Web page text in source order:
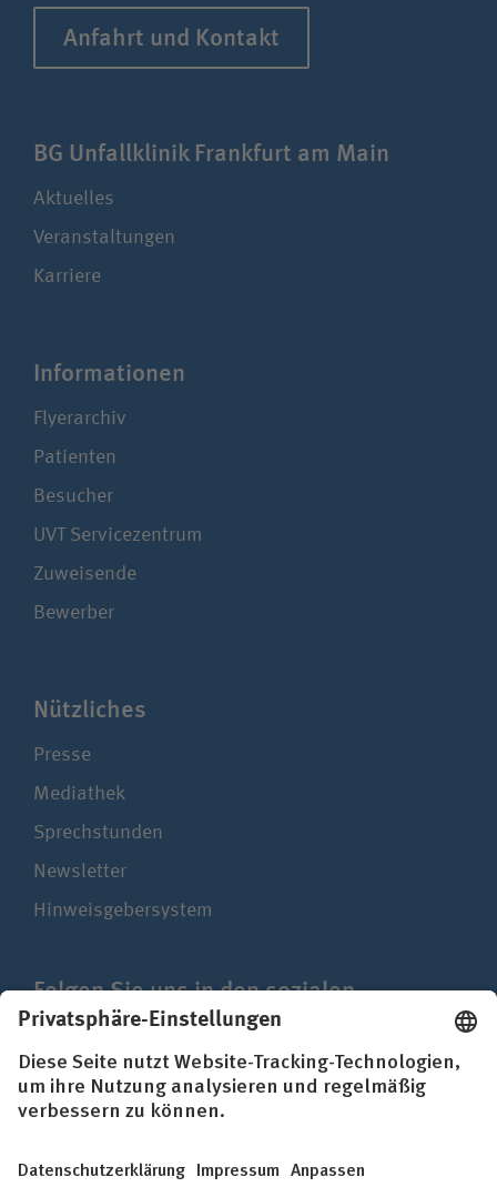
Anfahrt und Kontakt
BG Unfallklinik Frankfurt am Main
Aktuelles
Veranstaltungen
Karriere
Infor­ma­tionen
Flyerarchiv
Patienten
Besucher
UVT Service­zentrum
Zuweisende
Bewerber
Nützliches
Presse
Mediathek
Sprechstunden
Newsletter
Hinweisgebersystem
Folgen Sie uns in den sozialen
Netzwerken